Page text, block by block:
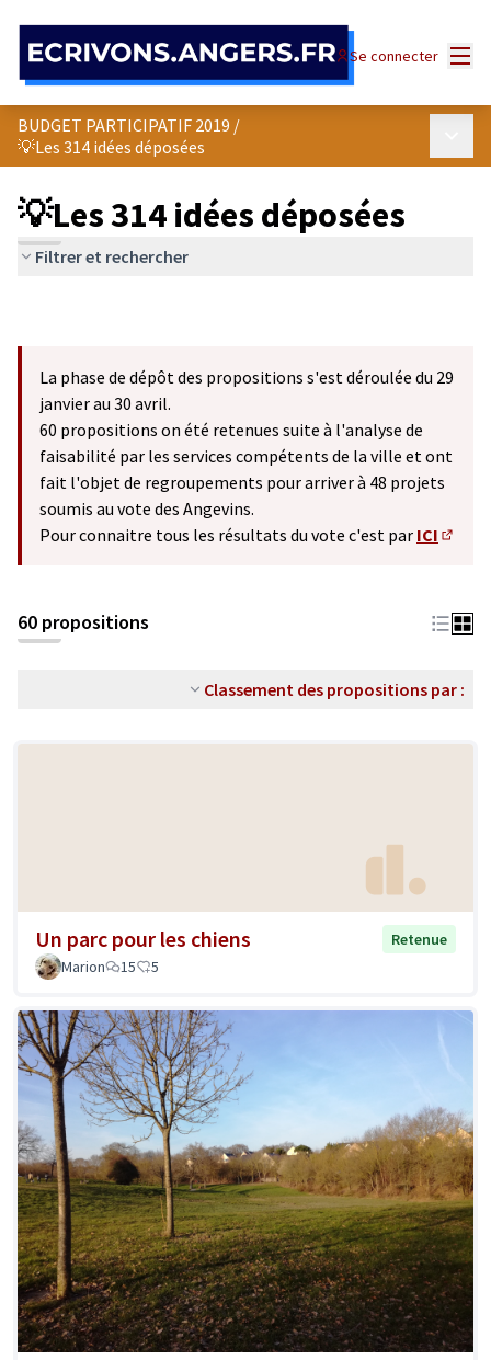
Se connecter
BUDGET PARTICIPATIF 2019 /
💡Les 314 idées déposées
💡Les 314 idées déposées
Filtrer et rechercher
La phase de dépôt des propositions s'est déroulée du 29
janvier au 30 avril.
60 propositions on été retenues suite à l'analyse de
faisabilité par les services compétents de la ville et ont
fait l'objet de regroupements pour arriver à 48 projets
soumis au vote des Angevins.
Pour connaitre tous les résultats du vote c'est par ICI
60 propositions
Classement des propositions par :
Un parc pour les chiens
Retenue
Marion
15 5